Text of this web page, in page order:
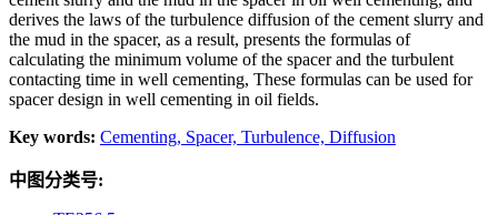
derives the laws of the turbulence diffusion of the cement slurry and
the mud in the spacer, as a result, presents the formulas of
calculating the minimum volume of the spacer and the turbulent
contacting time in well cementing, These formulas can be used for
spacer design in well cementing in oil fields.
Key words: Cementing, Spacer, Turbulence, Diffusion
中图分类号: